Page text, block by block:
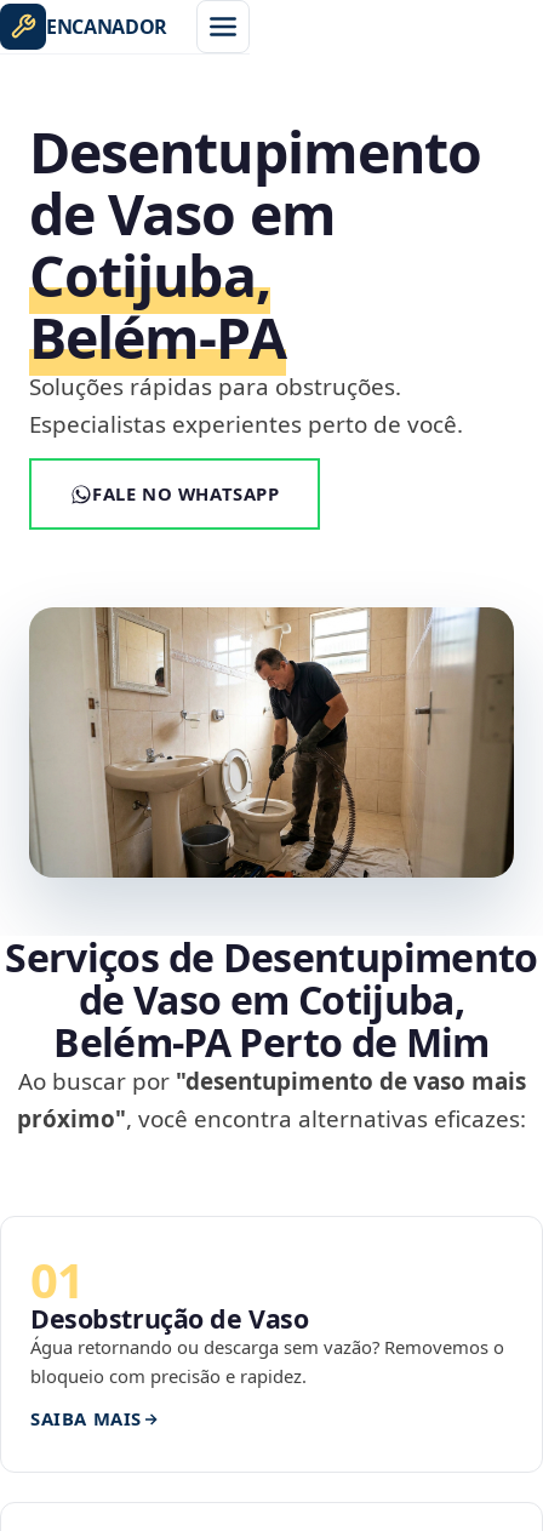
ENCANADOR
Desentupimento
de Vaso em
Cotijuba,
Belém‑PA
Soluções rápidas para obstruções.
Especialistas experientes perto de você.
FALE NO WHATSAPP
Serviços de Desentupimento
de Vaso em Cotijuba,
Belém‑PA Perto de Mim
Ao buscar por "desentupimento de vaso mais
próximo", você encontra alternativas eficazes:
01
Desobstrução de Vaso
Água retornando ou descarga sem vazão? Removemos o
bloqueio com precisão e rapidez.
SAIBA MAIS